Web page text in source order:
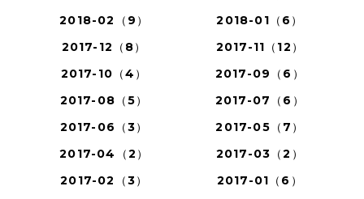
2018-02（9）
2018-01（6）
2017-12（8）
2017-11（12）
2017-10（4）
2017-09（6）
2017-08（5）
2017-07（6）
2017-06（3）
2017-05（7）
2017-04（2）
2017-03（2）
2017-02（3）
2017-01（6）